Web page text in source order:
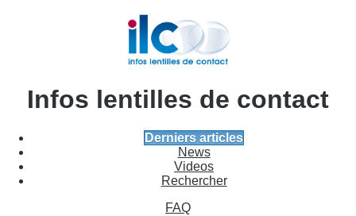
Infos lentilles de contact
Derniers articles
News
Videos
Rechercher
FAQ